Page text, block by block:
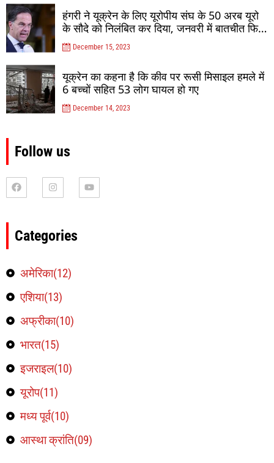
हंगरी ने यूक्रेन के लिए यूरोपीय संघ के 50 अरब यूरो
के सौदे को निलंबित कर दिया, जनवरी में बातचीत फिर
से शुरू होगी
December 15, 2023
यूक्रेन का कहना है कि कीव पर रूसी मिसाइल हमले में
6 बच्चों सहित 53 लोग घायल हो गए
December 14, 2023
Follow us
Categories
अमेरिका(12)
एशिया(13)
अफ्रीका(10)
भारत(15)
इजराइल(10)
यूरोप(11)
मध्य पूर्व(10)
आस्था क्रांति(09)